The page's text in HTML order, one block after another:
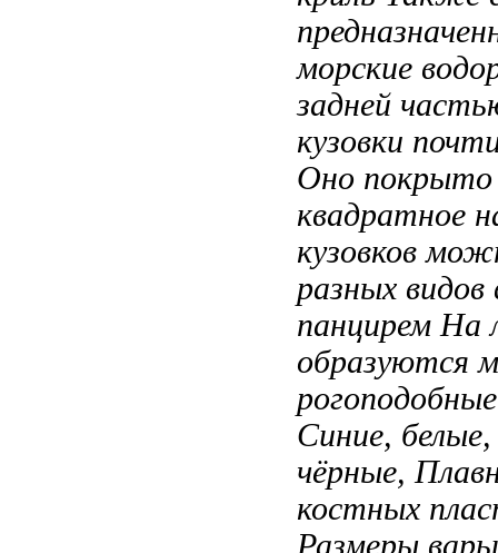
морские
задней
кузовки
Оно
квадратное
кузовков
разных видов
панцирем На
образуются
Синие,
чёрные,
костных
Размеры